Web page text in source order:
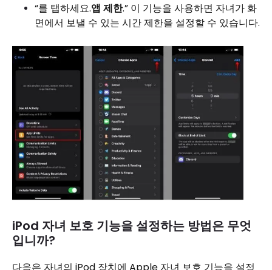
“를 탭하세요.앱 제한.” 이 기능을 사용하면 자녀가 화
면에서 보낼 수 있는 시간 제한을 설정할 수 있습니다.
iPod 자녀 보호 기능을 설정하는 방법은 무엇
입니까?